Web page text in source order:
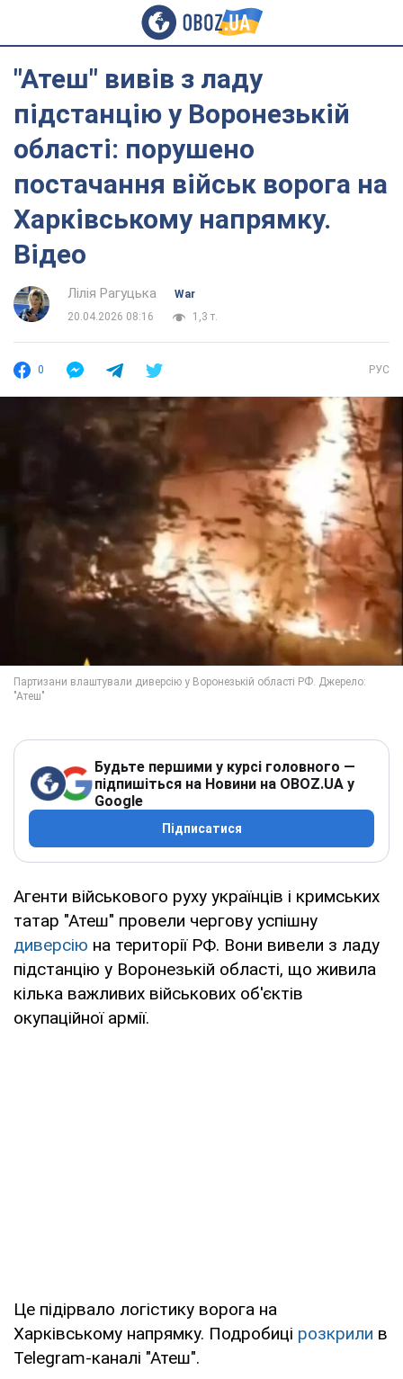
"Атеш" вивів з ладу
підстанцію у Воронезькій
області: порушено
постачання військ ворога на
Харківському напрямку.
Відео
Лілія Рагуцька
War
20.04.2026 08:16
1,3 т.
0 РУС
Будьте першими у курсі головного —
підпишіться на Новини на OBOZ.UA у
Google
Підписатися
Агенти військового руху українців і кримських
татар "Атеш" провели чергову успішну
диверсію на території РФ. Вони вивели з ладу
підстанцію у Воронезькій області, що живила
кілька важливих військових об'єктів
окупаційної армії.
Це підірвало логістику ворога на
Харківському напрямку. Подробиці розкрили в
Telegram-каналі "Атеш".